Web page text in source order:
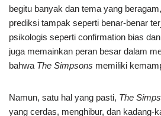
begitu banyak dan tema yang
prediksi tampak seperti benar-benar
psikologis seperti confirmation bias
juga memainkan peran besar dalam
bahwa The Simpsons memiliki
Namun, satu hal yang pasti, The
yang cerdas, menghibur, dan kadang-